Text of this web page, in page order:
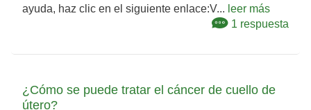
ayuda, haz clic en el siguiente enlace:V... leer más
1 respuesta
¿Cómo se puede tratar el cáncer de cuello de
útero?